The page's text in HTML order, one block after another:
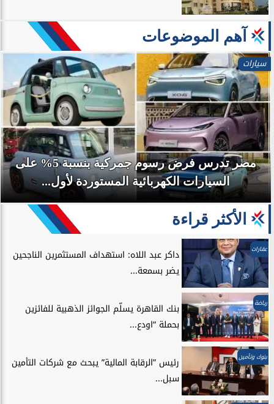
آهم الموضوعات
سيارات
مصر تدرس فرض رسوم جمركية بنسبة 5% على
السيارات الكهربائية المستوردة لأول...
الأكثر قراءة
عقارات
داكر عبد اللاه: استهداف المستثمرين الناجحين
يضر بسمعة...
رياضة
بنك القاهرة يسلّم الجوائز الذهبية للفائزين
بحملة “اودع...
بنوك وتأمين
رئيس ”الرقابة المالية” يبحث مع شركات التأمين
سبل...